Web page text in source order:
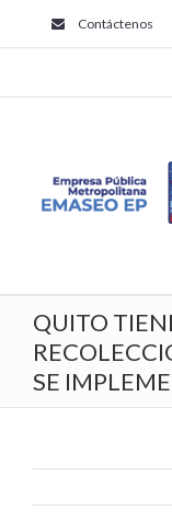
Contáctenos
QUITO
SE